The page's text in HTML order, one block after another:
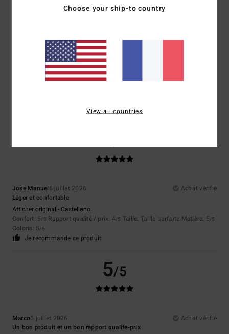
6 juillet 2026
Bonne qualité
Je recommande ce produit
5/5
Jose Manuel6 juillet 2026
Achat vérifié
Léger et confortable
Afficher original - Castellano
Confort: 5/5 Rapport qualité / prix: 4/5 Taille: Taille parfaite Matière: 5/5
Coloris: 5/5
Je recommande ce produit
5/5
Marco6 juillet 2026
Achat vérifié
Un bon produit et un bon rapport qualité-prix
Choose your ship-to country
View all countries